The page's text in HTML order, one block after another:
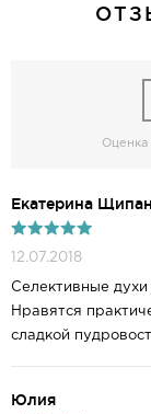
Оценка
Екатерина
12.07.2018
Селективные
Нравятся
сладкой
Юлия